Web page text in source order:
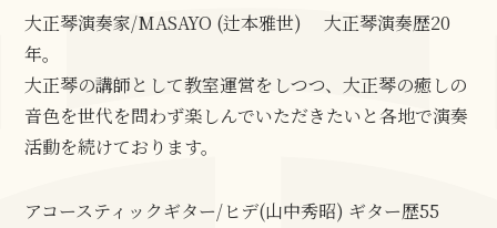
大正琴演奏家/MASAYO (辻本雅世) 大正琴演奏歴20
年。
大正琴の講師として教室運営をしつつ、大正琴の癒しの
音色を世代を問わず楽しんでいただきたいと各地で演奏
活動を続けております。
アコースティックギター/ヒデ(山中秀昭) ギター歴55